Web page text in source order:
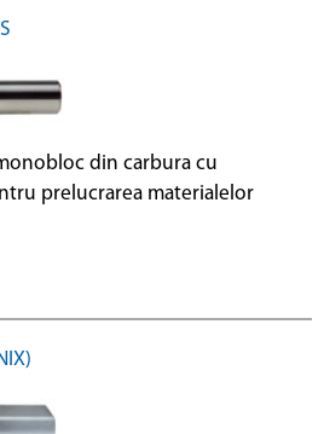
din carbura cu
prelucrarea materialelor